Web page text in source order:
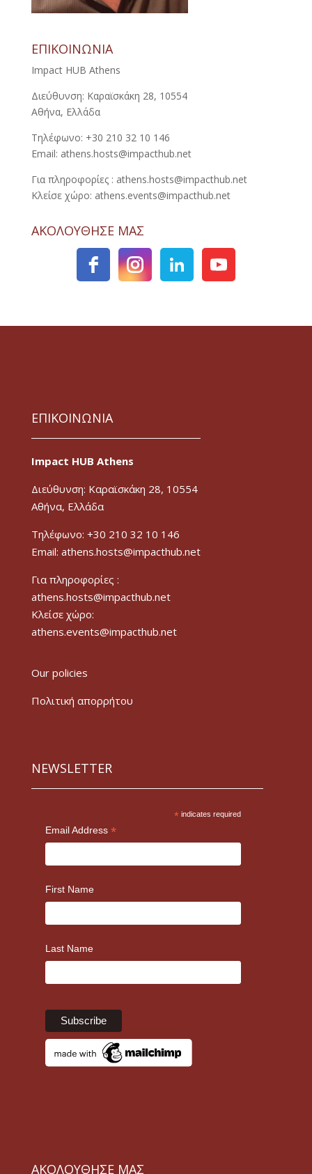
ΕΠΙΚΟΙΝΩΝΙΑ
Impact HUB Athens
Διεύθυνση: Καραϊσκάκη 28, 10554
Αθήνα, Ελλάδα
Τηλέφωνο: +30 210 32 10 146
Email: athens.hosts@impacthub.net
Για πληροφορίες : athens.hosts@impacthub.net
Κλείσε χώρο: athens.events@impacthub.net
ΑΚΟΛΟΥΘΗΣΕ ΜΑΣ
ΕΠΙΚΟΙΝΩΝΙΑ
Impact HUB Athens
Διεύθυνση: Καραϊσκάκη 28, 10554
Αθήνα, Ελλάδα
Τηλέφωνο: +30 210 32 10 146
Email: athens.hosts@impacthub.net
Για πληροφορίες :
athens.hosts@impacthub.net
Κλείσε χώρο:
athens.events@impacthub.net
Our policies
Πολιτική απορρήτου
NEWSLETTER
* indicates required
Email Address *
First Name
Last Name
ΑΚΟΛΟΥΘΗΣΕ ΜΑΣ